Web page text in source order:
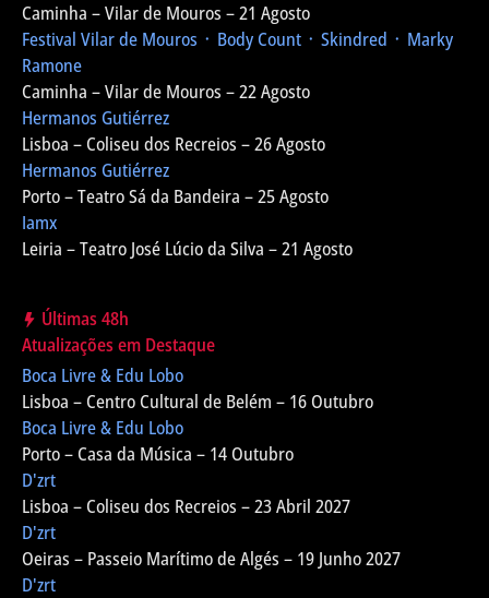
Caminha – Vilar de Mouros – 21 Agosto
Festival Vilar de Mouros ᛫ Body Count ᛫ Skindred ᛫ Marky
Ramone
Caminha – Vilar de Mouros – 22 Agosto
Hermanos Gutiérrez
Lisboa – Coliseu dos Recreios – 26 Agosto
Hermanos Gutiérrez
Porto – Teatro Sá da Bandeira – 25 Agosto
Iamx
Leiria – Teatro José Lúcio da Silva – 21 Agosto
Últimas 48h
Atualizações em Destaque
Boca Livre & Edu Lobo
Lisboa – Centro Cultural de Belém – 16 Outubro
Boca Livre & Edu Lobo
Porto – Casa da Música – 14 Outubro
D'zrt
Lisboa – Coliseu dos Recreios – 23 Abril 2027
D'zrt
Oeiras – Passeio Marítimo de Algés – 19 Junho 2027
D'zrt